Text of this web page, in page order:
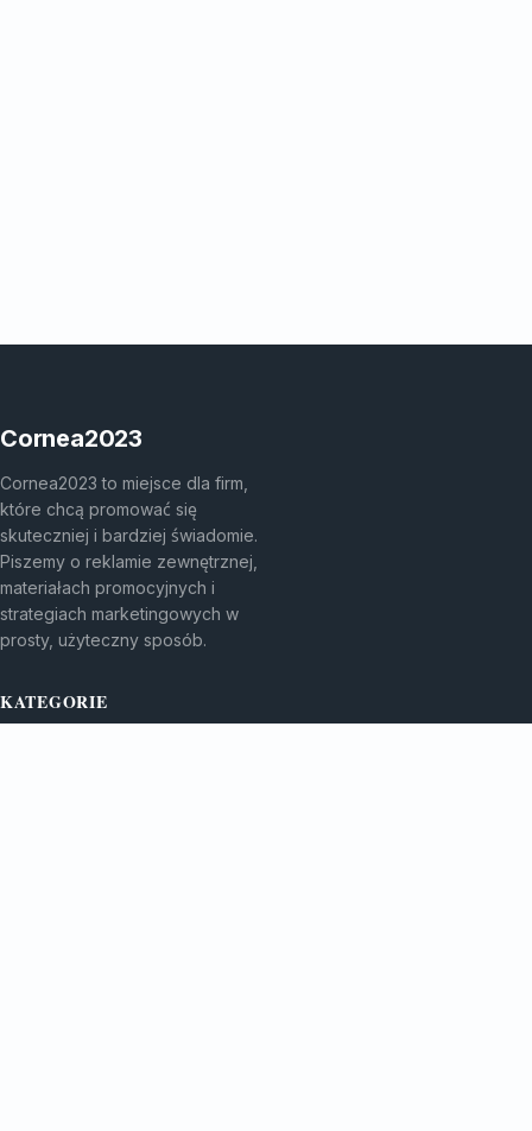
Cornea2023
Cornea2023 to miejsce dla firm,
które chcą promować się
skuteczniej i bardziej świadomie.
Piszemy o reklamie zewnętrznej,
materiałach promocyjnych i
strategiach marketingowych w
prosty, użyteczny sposób.
KATEGORIE